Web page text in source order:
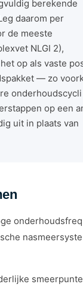
berekende
daarom per
de meeste
NLGI 2),
op als vaste
— zo
op een
uit in plaats van